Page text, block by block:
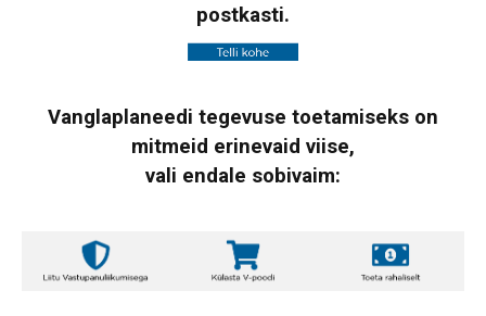
postkasti.
Vanglaplaneedi tegevuse toetamiseks on
mitmeid erinevaid viise,
vali endale sobivaim: